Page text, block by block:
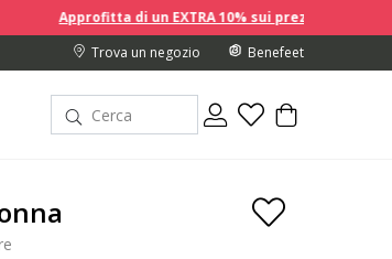
di un EXTRA 10% sui prezzi scontati acquistando 2
Trova un negozio Benefeet